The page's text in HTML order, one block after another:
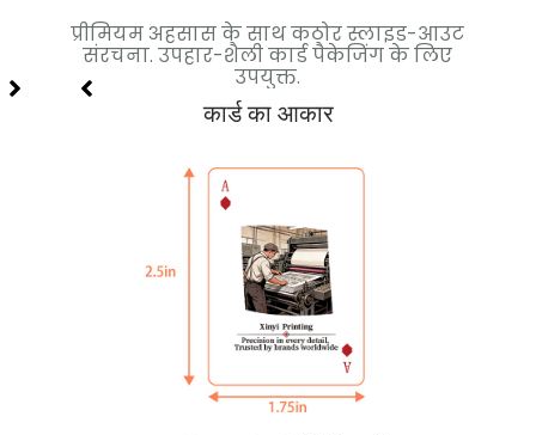
प्रीमियम अहसास के साथ कठोर स्लाइड-आउट
संरचना. उपहार-शैली कार्ड पैकेजिंग के लिए
उपयुक्त.
कार्ड का आकार